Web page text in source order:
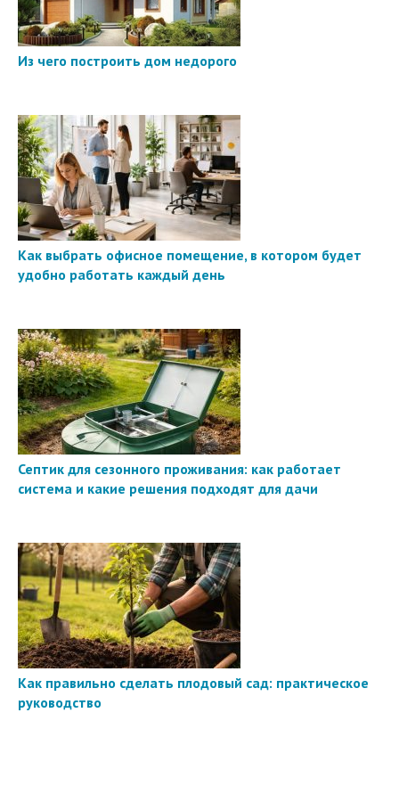
Из чего построить дом недорого
Как выбрать офисное помещение, в котором будет
удобно работать каждый день
Септик для сезонного проживания: как работает
система и какие решения подходят для дачи
Как правильно сделать плодовый сад: практическое
руководство